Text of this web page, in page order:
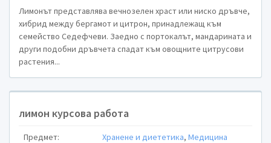
Храна, диета,
на тема
КУРСОВА
Лимонът представлява вечнозелен храст или ниско дръвче,
хибрид между бергамот и цитрон, принадлежащ към
семейство Седефчеви. Заедно с портокалът, мандарината и
други подобни дръвчета спадат към овощните цитрусови
растения...
лимон курсова работа
Предмет: Хранене и диететика, Медицина